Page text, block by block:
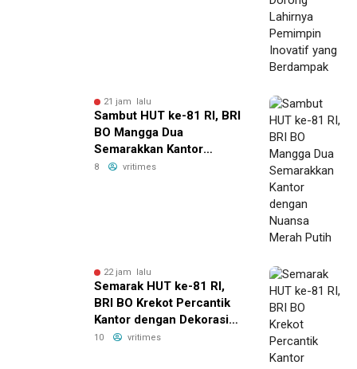
21 jam lalu
Sambut HUT ke-81 RI, BRI
BO Mangga Dua
Semarakkan Kantor
dengan Nuansa Merah
8 vritimes
22 jam lalu
Semarak HUT ke-81 RI,
BRI BO Krekot Percantik
Kantor dengan Dekorasi
Bernuansa Merah Putih
10 vritimes